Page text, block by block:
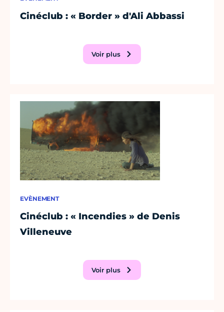
Cinéclub : « Border » d'Ali Abbassi
Voir plus
EVÈNEMENT
Cinéclub : « Incendies » de Denis
Villeneuve
Voir plus